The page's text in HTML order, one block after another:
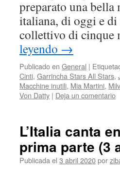
preparato una bella
italiana, di oggi e
collettivo di
leyendo →
Publicado en General |
Cinti, Garrincha Stars All Stars,
Macchine inutili, Mia Martini,
Von Datty | Deja un comentario
L’Italia canta
prima parte (3
Publicada el 3 abril 2020por